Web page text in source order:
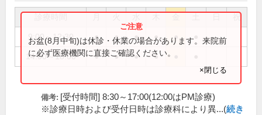
祝
9:00～12:30 ● ● ● ● ●
14:00～18:00 ● ● ● ●
お盆(8月中旬)は休診・休業の場合があります。来院前
に必ず医療機関に直接ご確認ください。
×閉じる
備考: [受付時間] 8:30～17:00(12:00はPM診療)
※診療日時および受付日時は診療科により異...(続き